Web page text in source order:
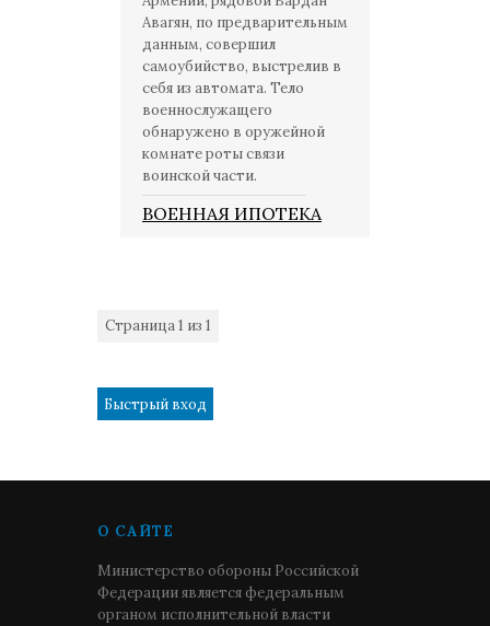
Авагян, по предварительным
данным, совершил
самоубийство, выстрелив в
себя из автомата. Тело
военнослужащего
обнаружено в оружейной
комнате роты связи
воинской части.
ВОЕННАЯ ИПОТЕКА
Страница1 из 1
О САЙТЕ
Министерство обороны Российской
Федерации является федеральным
органом исполнительной власти